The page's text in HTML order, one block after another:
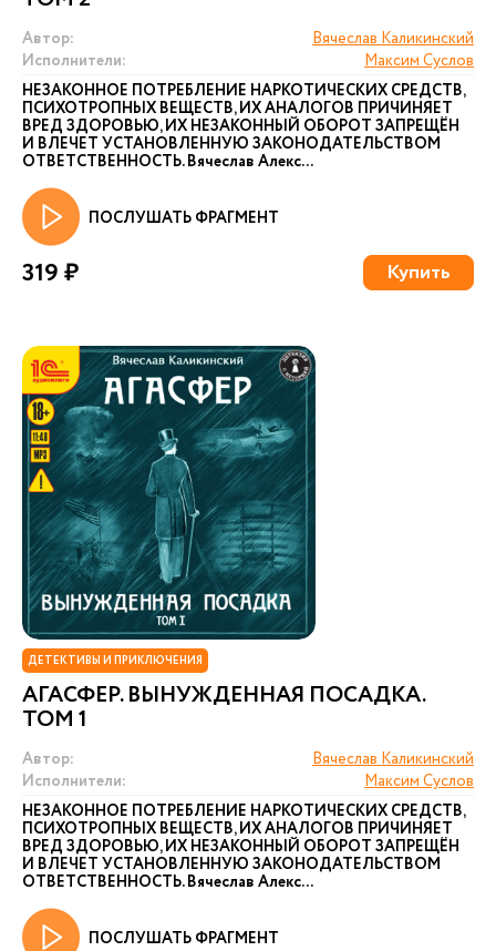
Автор:
Вячеслав Каликинский
Исполнители:
Максим Суслов
НЕЗАКОННОЕ ПОТРЕБЛЕНИЕ НАРКОТИЧЕСКИХ СРЕДСТВ,
ПСИХОТРОПНЫХ ВЕЩЕСТВ, ИХ АНАЛОГОВ ПРИЧИНЯЕТ
ВРЕД ЗДОРОВЬЮ, ИХ НЕЗАКОННЫЙ ОБОРОТ ЗАПРЕЩЁН
И ВЛЕЧЕТ УСТАНОВЛЕННУЮ ЗАКОНОДАТЕЛЬСТВОМ
ОТВЕТСТВЕННОСТЬ. Вячеслав Алекс...
ПОСЛУШАТЬ ФРАГМЕНТ
319 ₽ Купить
ДЕТЕКТИВЫ И ПРИКЛЮЧЕНИЯ
АГАСФЕР. ВЫНУЖДЕННАЯ ПОСАДКА.
ТОМ 1
Автор:
Вячеслав Каликинский
Исполнители:
Максим Суслов
НЕЗАКОННОЕ ПОТРЕБЛЕНИЕ НАРКОТИЧЕСКИХ СРЕДСТВ,
ПСИХОТРОПНЫХ ВЕЩЕСТВ, ИХ АНАЛОГОВ ПРИЧИНЯЕТ
ВРЕД ЗДОРОВЬЮ, ИХ НЕЗАКОННЫЙ ОБОРОТ ЗАПРЕЩЁН
И ВЛЕЧЕТ УСТАНОВЛЕННУЮ ЗАКОНОДАТЕЛЬСТВОМ
ОТВЕТСТВЕННОСТЬ. Вячеслав Алекс...
ПОСЛУШАТЬ ФРАГМЕНТ